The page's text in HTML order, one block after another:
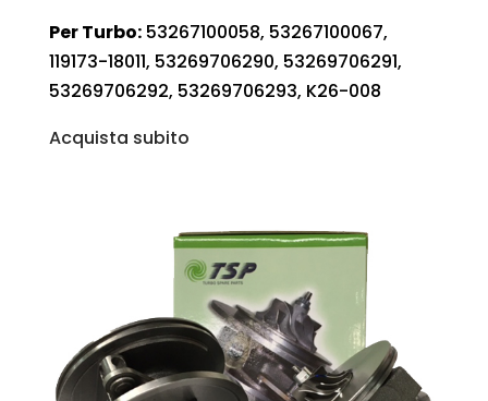
Per Turbo:53267100058, 53267100067,
119173-18011, 53269706290, 53269706291,
53269706292, 53269706293, K26-008
Acquista subito